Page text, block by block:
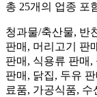
총 25개의 업종 포
청과물/축산물, 반
판매, 머리고기 판
판매, 식용류 판매,
판매, 닭집, 두유
료품, 가공식품,